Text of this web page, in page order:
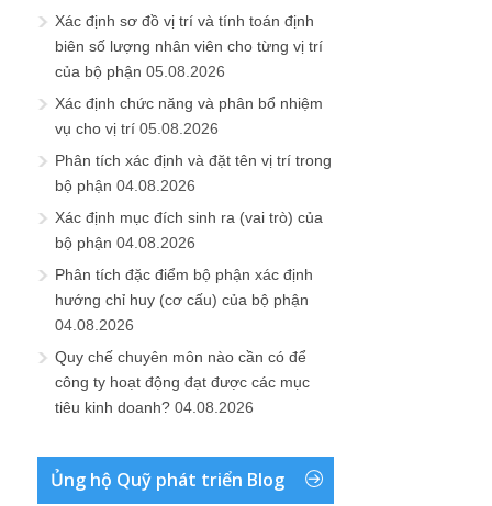
Xác định sơ đồ vị trí và tính toán định
biên số lượng nhân viên cho từng vị trí
của bộ phận 05.08.2026
Xác định chức năng và phân bổ nhiệm
vụ cho vị trí 05.08.2026
Phân tích xác định và đặt tên vị trí trong
bộ phận 04.08.2026
Xác định mục đích sinh ra (vai trò) của
bộ phận 04.08.2026
Phân tích đặc điểm bộ phận xác định
hướng chỉ huy (cơ cấu) của bộ phận
04.08.2026
Quy chế chuyên môn nào cần có để
công ty hoạt động đạt được các mục
tiêu kinh doanh? 04.08.2026
Ủng hộ Quỹ phát triển Blog